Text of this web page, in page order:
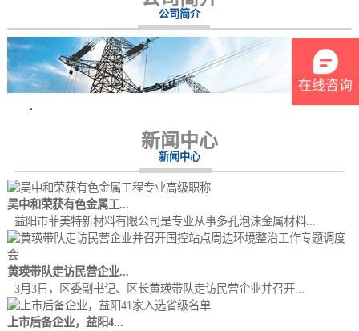
公司简介
新闻中心
新闻中心
吴中和荣获有色金属工...
益阳市菲美特新材料有限公司是专业从事多孔泡沫金属材料...
黄瑛带队走访民营企业...
3月3日，区委副书记、区长黄瑛带队走访民营企业并召开...
上市后备企业，益阳4...
在线咨询